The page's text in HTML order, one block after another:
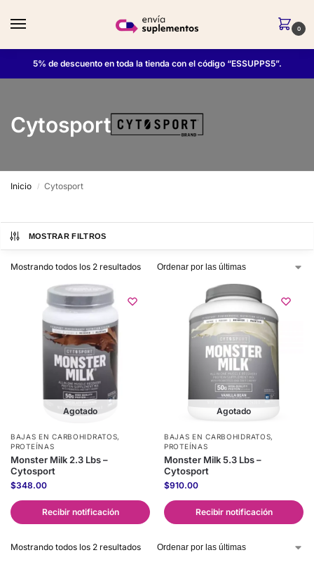
0
5% de descuento en toda la tienda con el código “ESSUPPS5”.
Cytosport
Inicio / Cytosport
MOSTRAR FILTROS
Mostrando todos los 2 resultados
Agotado
BAJAS EN CARBOHIDRATOS,
PROTEÍNAS
Monster Milk 2.3 Lbs –
Cytosport
$348.00
Recibir notificación
Agotado
BAJAS EN CARBOHIDRATOS,
PROTEÍNAS
Monster Milk 5.3 Lbs –
Cytosport
$910.00
Recibir notificación
Mostrando todos los 2 resultados